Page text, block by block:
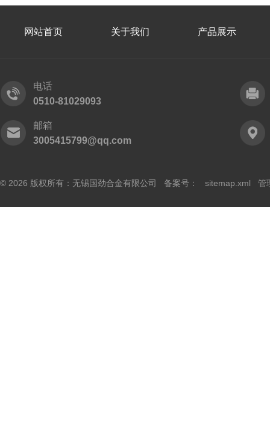
网站首页 关于我们 产品展示
电话
0510-81029093
邮箱
3005415799@qq.com
© 2026 版权所有：无锡国劲合金有限公司 备案号： sitemap.xml 管